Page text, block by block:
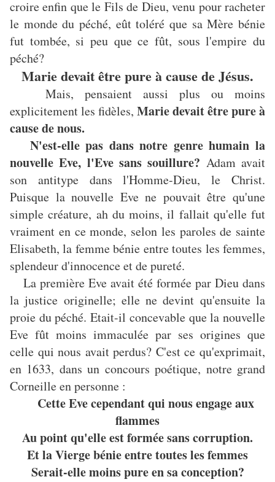
croire enfin que le Fils de Dieu, venu pour racheter
le monde du péché, eût toléré que sa Mère bénie
fut tombée, si peu que ce fût, sous l'empire du
péché?
Marie devait être pure à cause de Jésus.
Mais, pensaient aussi plus ou moins
explicitement les fidèles, Marie devait être pure à
cause de nous.
N'est-elle pas dans notre genre humain la
nouvelle Eve, l'Eve sans souillure? Adam avait
son antitype dans l'Homme-Dieu, le Christ.
Puisque la nouvelle Eve ne pouvait être qu'une
simple créature, ah du moins, il fallait qu'elle fut
vraiment en ce monde, selon les paroles de sainte
Elisabeth, la femme bénie entre toutes les femmes,
splendeur d'innocence et de pureté.
La première Eve avait été formée par Dieu dans
la justice originelle; elle ne devint qu'ensuite la
proie du péché. Etait-il concevable que la nouvelle
Eve fût moins immaculée par ses origines que
celle qui nous avait perdus? C'est ce qu'exprimait,
en 1633, dans un concours poétique, notre grand
Corneille en personne :
Cette Eve cependant qui nous engage aux
flammes
Au point qu'elle est formée sans corruption.
Et la Vierge bénie entre toutes les femmes
Serait-elle moins pure en sa conception?